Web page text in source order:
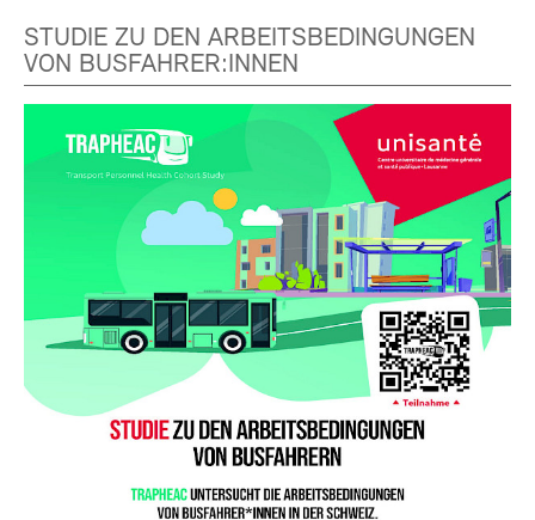
STUDIE ZU DEN ARBEITSBEDINGUNGEN
VON BUSFAHRER:INNEN